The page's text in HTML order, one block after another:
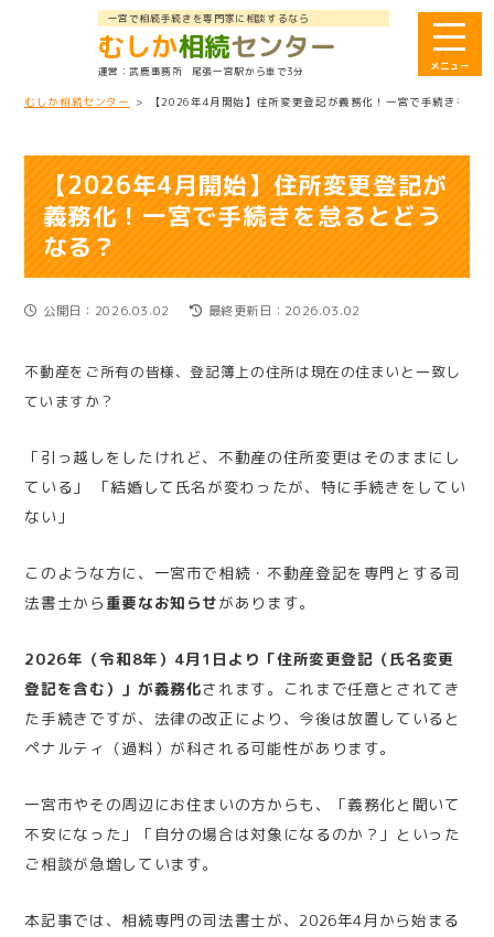
一宮で相続手続きを専門家に相談するなら
むしか相続センター
武鹿事務所 尾張一宮駅から車で3分
むしか相続センター > 【2026年4月開始】住所変更登記が義務化！一宮で手続きを怠
【2026年4月開始】住所変更登記が
義務化！一宮で手続きを怠るとどう
なる？
公開日：2026.03.02 最終更新日：2026.03.02
不動産をご所有の皆様、登記簿上の住所は現在の住まいと一致し
ていますか？
「引っ越しをしたけれど、不動産の住所変更はそのままにし
ている」 「結婚して氏名が変わったが、特に手続きをしてい
ない」
このような方に、一宮市で相続・不動産登記を専門とする司
法書士から 重要なお知らせがあります。
2026年（令和8年）4月1日より「住所変更登記（氏名変更
登記を含む）」が義務化されます。これまで任意とされてき
た手続きですが、法律の改正により、今後は放置していると
ペナルティ（過料）が科される可能性があります。
一宮市やその周辺にお住まいの方からも、「義務化と聞いて
不安になった」「自分の場合は対象になるのか？」といった
ご相談が急増しています。
本記事では、相続専門の司法書士が、2026年4月から始まる